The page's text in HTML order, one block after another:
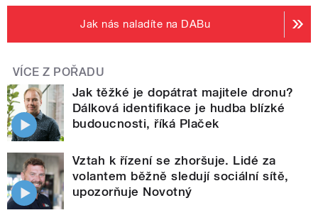
Jak nás naladíte na DABu
VÍCE Z POŘADU
Jak těžké je dopátrat majitele dronu?
Dálková identifikace je hudba blízké
budoucnosti, říká Plaček
Vztah k řízení se zhoršuje. Lidé za
volantem běžně sledují sociální sítě,
upozorňuje Novotný